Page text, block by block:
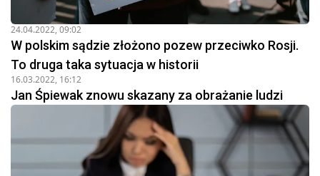
24.04.2022, 09:02
W polskim sądzie złożono pozew przeciwko Rosji.
To druga taka sytuacja w historii
16.03.2022, 16:12
Jan Śpiewak znowu skazany za obrażanie ludzi